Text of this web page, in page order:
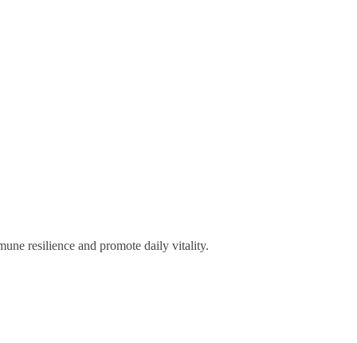
resilience and promote daily vitality.